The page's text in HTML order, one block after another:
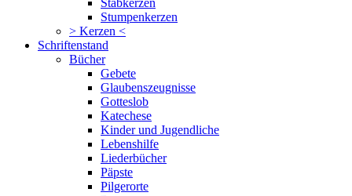
Stabkerzen
Stumpenkerzen
> Kerzen <
Schriftenstand
Bücher
Gebete
Glaubenszeugnisse
Gotteslob
Katechese
Kinder und Jugendliche
Lebenshilfe
Liederbücher
Päpste
Pilgerorte